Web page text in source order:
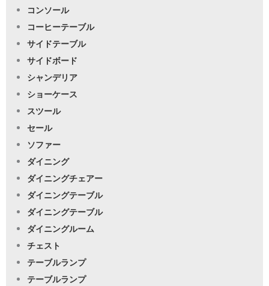
コンソール
コーヒーテーブル
サイドテーブル
サイドボード
シャンデリア
ショーケース
スツール
セール
ソファー
ダイニング
ダイニングチェアー
ダイニングテーブル
ダイニングテーブル
ダイニングルーム
チェスト
テーブルランプ
テーブルランプ